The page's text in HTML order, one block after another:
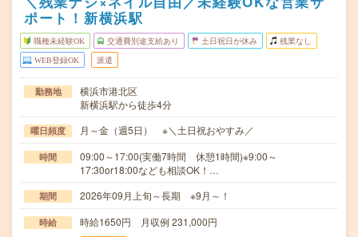
ポート！新横浜駅
職種未経験OK 交通費別途支給あり 土日祝日が休み 残業なし
WEB登録OK 派遣
勤務地
横浜市港北区
新横浜駅から徒歩4分
曜日頻度 月～金（週5日） ※＼土日祝おやすみ／
時間
09:00～17:00(実働7時間 休憩1時間)※9:00～
17:30or18:00なども相談OK！…
期間 2026年09月上旬～長期 ※9月～！
時給 時給1650円 月収例 231,000円